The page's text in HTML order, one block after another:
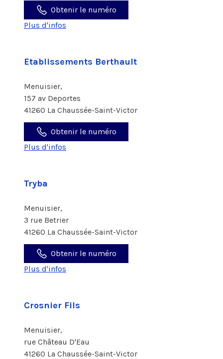
Obtenir le numéro
Plus d'infos
Etablissements Berthault
Menuisier,
157 av Deportes
41260 La Chaussée-Saint-Victor
Obtenir le numéro
Plus d'infos
Tryba
Menuisier,
3 rue Betrier
41260 La Chaussée-Saint-Victor
Obtenir le numéro
Plus d'infos
Crosnier Fils
Menuisier,
rue Château D'Eau
41260 La Chaussée-Saint-Victor